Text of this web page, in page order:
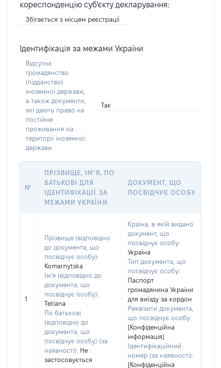
кореспонденцію суб'єкту декларування:
Збігається з місцем реєстрації
Ідентифікація за межами України
Відсутнє
громадянство
(підданство)
іноземної держави,
а також документи,
які дають право на
постійне
проживання на
території іноземної
держави
Так
№
ПРІЗВИЩЕ, ІМ’Я, ПО
БАТЬКОВІ ДЛЯ
ІДЕНТИФІКАЦІЇ ЗА
МЕЖАМИ УКРАЇНИ
ДОКУМЕНТ, ЩО
ПОСВІДЧУЄ ОСОБУ
1
Прізвище (відповідно
до документа, що
посвідчує особу):
Komarnytska
Ім’я (відповідно до
документа, що
посвідчує особу):
Tetiana
По батькові
(відповідно до
документа, що
посвідчує особу) (за
наявності): Не
застосовується
Країна, в якій видано
документ, що
посвідчує особу:
Україна
Тип документа, що
посвідчує особу:
Паспорт
громадянина України
для виїзду за кордон
Реквізити документа,
що посвідчує особу:
[Конфіденційна
інформація]
Ідентифікаційний
номер (за наявності):
[Конфіденційна